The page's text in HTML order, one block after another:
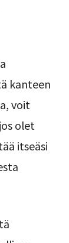
kanteen
voit
olet
itseäsi